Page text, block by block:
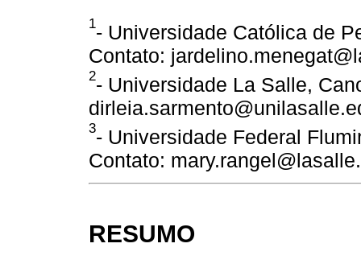
1- Universidade Católica de
Contato:
2- Universidade La Salle,
3- Universidade Federal
Contato:
RESUMO